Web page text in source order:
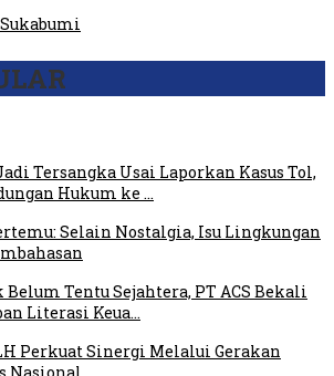
Tersangka Usai Laporkan Kasus Tol,
Hukum ke …
Selain Nostalgia, Isu Lingkungan
Belum Tentu Sejahtera, PT ACS Bekali
Literasi Keua…
Perkuat Sinergi Melalui Gerakan